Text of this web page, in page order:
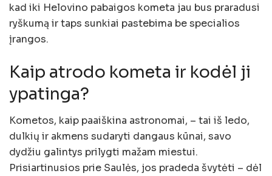
kad iki Helovino pabaigos kometa jau bus praradusi
ryškumą ir taps sunkiai pastebima be specialios
įrangos.
Kaip atrodo kometa ir kodėl ji
ypatinga?
Kometos, kaip paaiškina astronomai, – tai iš ledo,
dulkių ir akmens sudaryti dangaus kūnai, savo
dydžiu galintys prilygti mažam miestui.
Prisiartinusios prie Saulės, jos pradeda švytėti – dėl